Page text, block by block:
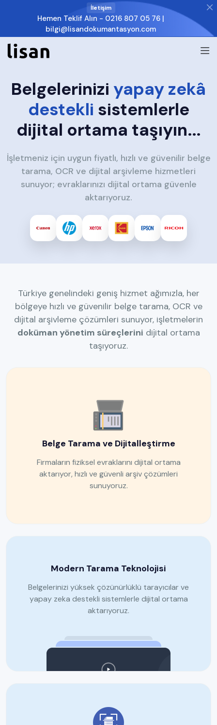
İletişim
Hemen Teklif Alın - 0216 807 05 76 |
bilgi@lisandokumantasyon.com
Belgelerinizi yapay zekâ
destekli sistemlerle
dijital ortama taşıyın...
İşletmeniz için uygun fiyatlı, hızlı ve güvenilir belge
tarama, OCR ve dijital arşivleme hizmetleri
sunuyor; evraklarınızı dijital ortama güvenle
aktarıyoruz.
Türkiye genelindeki geniş hizmet ağımızla, her
bölgeye hızlı ve güvenilir belge tarama, OCR ve
dijital arşivleme çözümleri sunuyor, işletmelerin
doküman yönetim süreçlerini dijital ortama
taşıyoruz.
Belge Tarama ve Dijitalleştirme
Firmaların fiziksel evraklarını dijital ortama
aktarıyor, hızlı ve güvenli arşiv çözümleri
sunuyoruz.
Modern Tarama Teknolojisi
Belgelerinizi yüksek çözünürlüklü tarayıcılar ve
yapay zeka destekli sistemlerle dijital ortama
aktarıyoruz.